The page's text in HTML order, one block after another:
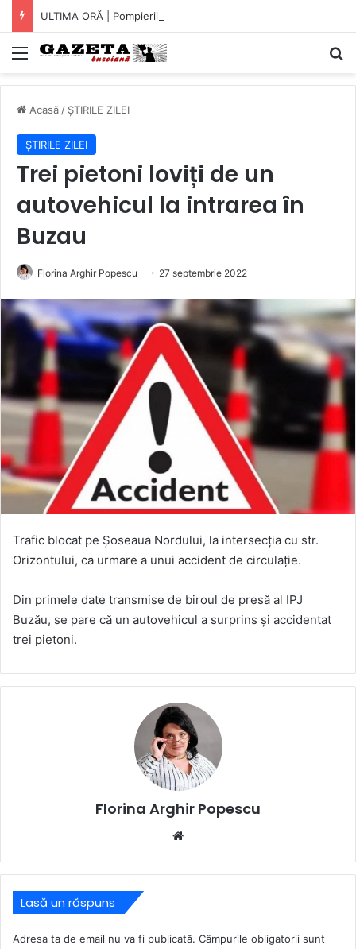
Mediu
Acasă / ȘTIRILE ZILEI
ȘTIRILE ZILEI
Trei pietoni loviți de un
autovehicul la intrarea în
Buzau
Florina Arghir Popescu 27 septembrie 2022
Trafic blocat pe Șoseaua Nordului, la intersecția cu str.
Orizontului, ca urmare a unui accident de circulație.
Din primele date transmise de biroul de presă al IPJ
Buzău, se pare că un autovehicul a surprins și accidentat
trei pietoni.
Florina Arghir Popescu
Lasă un răspuns
Adresa ta de email nu va fi publicată. Câmpurile obligatorii sunt